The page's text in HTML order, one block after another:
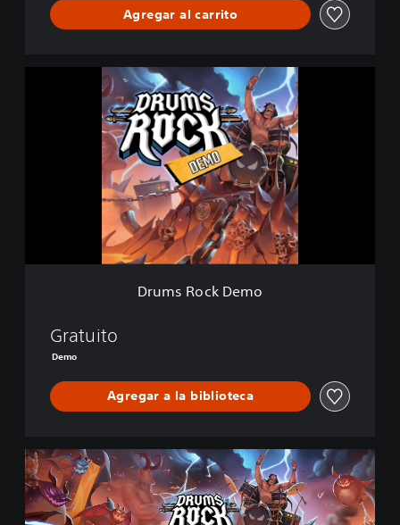
Agregar al carrito
m
Drums Rock Demo
Gratuito
Demo
Agregar a la biblioteca
U
n
d
e